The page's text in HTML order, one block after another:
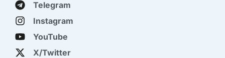
Telegram
Instagram
YouTube
X/Twitter